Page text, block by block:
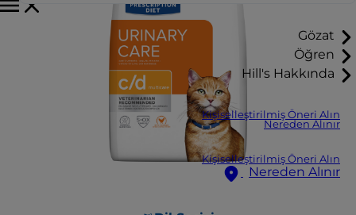
Gözat
Öğren
Hill's Hakkında
Kişiselleştirilmiş Öneri Alın
Nereden Alınır
Kişiselleştirilmiş Öneri Alın
Nereden Alınır